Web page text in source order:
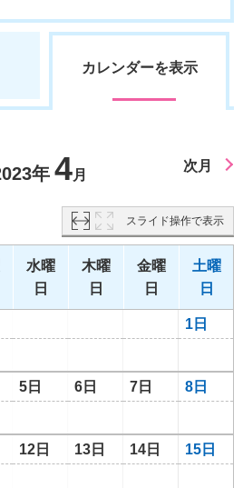
カレンダーを表示
年 4月
次月
スライド操作で表示
水曜
日
木曜
日
金曜
日
土曜
日
1日
5日 6日 7日 8日
12日 13日 14日 15日